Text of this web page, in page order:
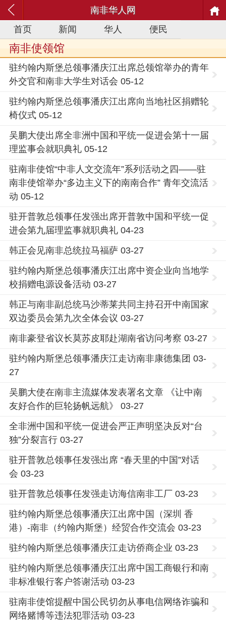
南非华人网
首页
新闻 华人 便民
南非使领馆
驻约翰内斯堡总领事潘庆江出席总领馆举办的青年
外交官和南非大学生对话会 05-12
驻约翰内斯堡总领事潘庆江出席向当地社区捐赠轮
椅仪式 05-12
吴鹏大使出席全非洲中国和平统一促进会第十一届
理监事会就职典礼 05-12
驻南非使馆“中非人文交流年”系列活动之四——驻
南非使馆举办“多边主义下的南南合作” 青年交流活
动 05-12
驻开普敦总领事任发强出席开普敦中国和平统一促
进会第九届理监事就职典礼 04-23
韩正会见南非总统拉马福萨 03-27
驻约翰内斯堡总领事潘庆江出席中资企业向当地学
校捐赠电源设备活动 03-27
韩正与南非副总统马沙蒂莱共同主持召开中南国家
双边委员会第九次全体会议 03-27
南非豪登省议长莫苏皮耶赴湖南省访问考察 03-27
驻约翰内斯堡总领事潘庆江走访南非康德集团 03-
27
吴鹏大使在南非主流媒体发表署名文章 《让中南
友好合作的巨轮扬帆远航》 03-27
全非洲中国和平统一促进会严正声明坚决反对“台
独”分裂言行 03-27
驻开普敦总领事任发强出席 “春天里的中国”对话
会 03-23
驻开普敦总领事任发强走访海信南非工厂 03-23
驻约翰内斯堡总领事潘庆江出席中国（深圳 香
港）-南非（约翰内斯堡）经贸合作交流会 03-23
驻约翰内斯堡总领事潘庆江走访侨商企业 03-23
驻约翰内斯堡总领事潘庆江出席中国工商银行和南
非标准银行客户答谢活动 03-23
驻南非使馆提醒中国公民切勿从事电信网络诈骗和
网络赌博等违法犯罪活动 03-23